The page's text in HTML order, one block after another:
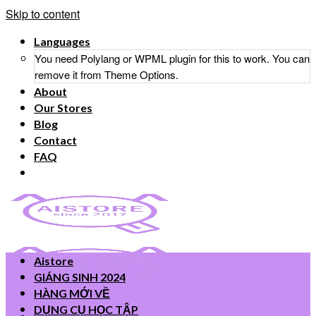
Skip to content
Languages
You need Polylang or WPML plugin for this to work. You can
remove it from Theme Options.
About
Our Stores
Blog
Contact
FAQ
Aistore
GIÁNG SINH 2024
HÀNG MỚI VỀ
DỤNG CỤ HỌC TẬP